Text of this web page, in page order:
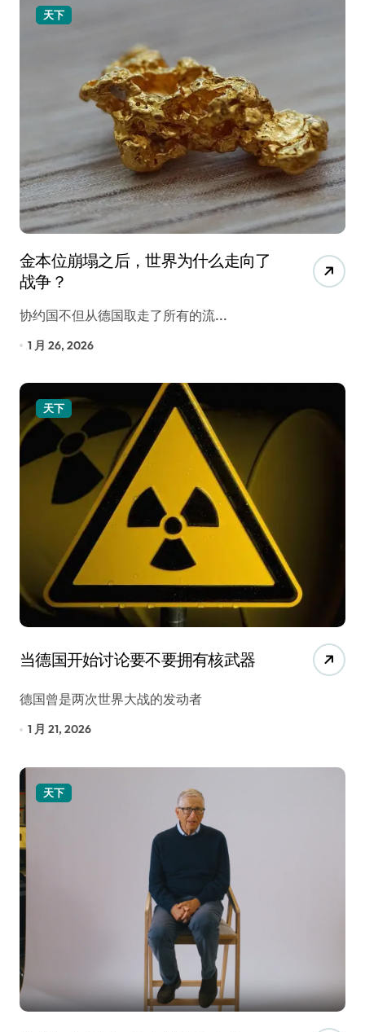
天下
金本位崩塌之后，世界为什么走向了
战争？
协约国不但从德国取走了所有的流...
1 月 26, 2026
天下
当德国开始讨论要不要拥有核武器
德国曾是两次世界大战的发动者
1 月 21, 2026
天下